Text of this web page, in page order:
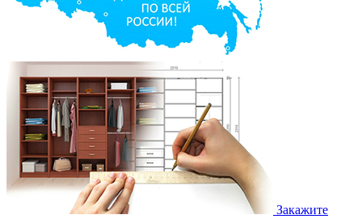
Закажите